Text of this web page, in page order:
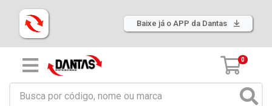
Baixe já o APP da Dantas
0